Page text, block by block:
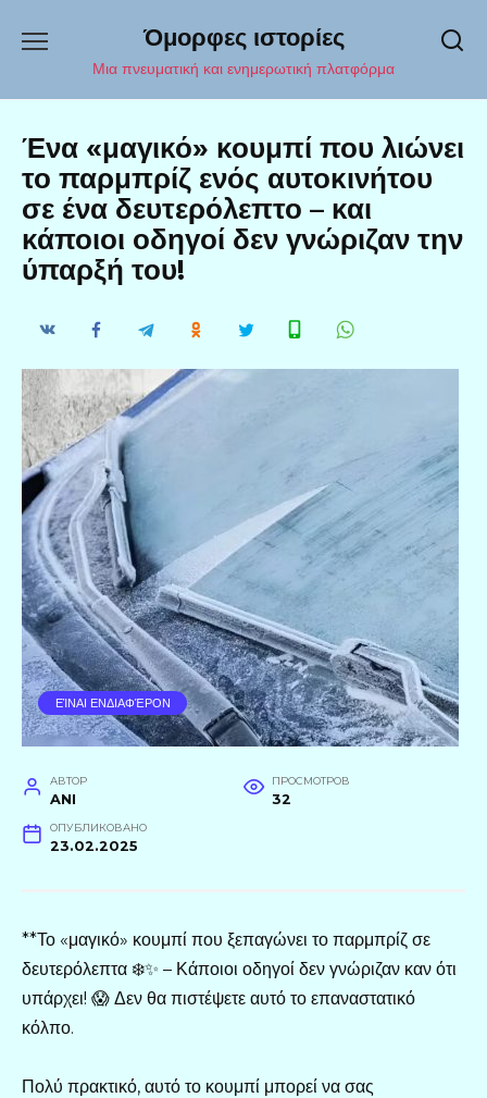
содержанию
Όμορφες ιστορίες
Μια πνευματική και ενημερωτική πλατφόρμα
Ένα «μαγικό» κουμπί που λιώνει
το παρμπρίζ ενός αυτοκινήτου
σε ένα δευτερόλεπτο – και
κάποιοι οδηγοί δεν γνώριζαν την
ύπαρξή του!
ΕΊΝΑΙ ΕΝΔΙΑΦΈΡΟΝ
АВТОР
ANI
ПРОСМОТРОВ
32
ОПУБЛИКОВАНО
23.02.2025
**Το «μαγικό» κουμπί που ξεπαγώνει το παρμπρίζ σε
δευτερόλεπτα ❄️✨ – Κάποιοι οδηγοί δεν γνώριζαν καν ότι
υπάρχει! 😱 Δεν θα πιστέψετε αυτό το επαναστατικό
κόλπο.
Πολύ πρακτικό, αυτό το κουμπί μπορεί να σας